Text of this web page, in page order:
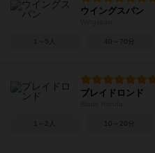
ウイングスパン
1～5人 40～70分
ブレイドロンド
1～2人 10～20分